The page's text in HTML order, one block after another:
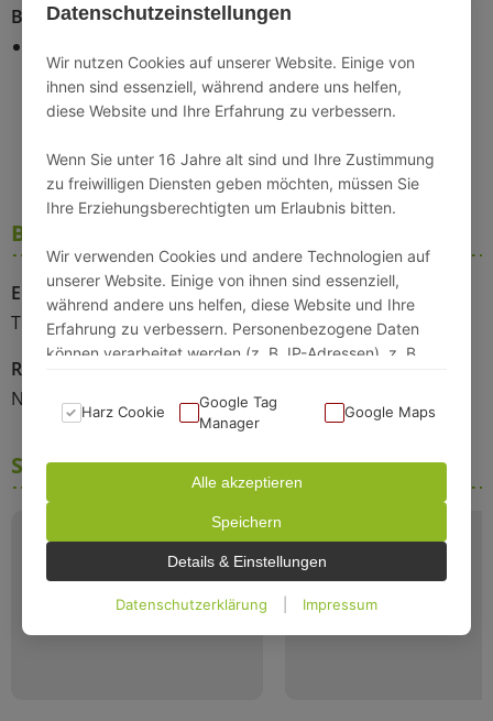
Datenschutzeinstellungen
Wir nutzen Cookies auf unserer Website. Einige von
ihnen sind essenziell, während andere uns helfen,
diese Website und Ihre Erfahrung zu verbessern.
Wenn Sie unter 16 Jahre alt sind und Ihre Zustimmung
zu freiwilligen Diensten geben möchten, müssen Sie
Ihre Erziehungsberechtigten um Erlaubnis bitten.
Wir verwenden Cookies und andere Technologien auf
unserer Website. Einige von ihnen sind essenziell,
während andere uns helfen, diese Website und Ihre
Erfahrung zu verbessern. Personenbezogene Daten
können verarbeitet werden (z. B. IP-Adressen), z. B.
Anzeigen- und Inhaltsmessung.
Daten finden Sie in unserer Datenschutzerklärung. Sie
können Ihre Auswahl jederzeit unter Einstellungen
widerrufen oder anpassen.
Harz Cookie
Google Tag
Manager
Google Maps
Alle akzeptieren
Speichern
Details & Einstellungen
Datenschutzerklärung Impressum
Balkon
Allgemein
Hunde erlaubt
Kinderhochstuhl
+ mehr Anzeigen (6)
Beschaffenheit
Erreichbarkeit
Treppe
Barrierefrei
Nein
Rollstuhlgerecht
Nein
Schlafmöglichkeiten